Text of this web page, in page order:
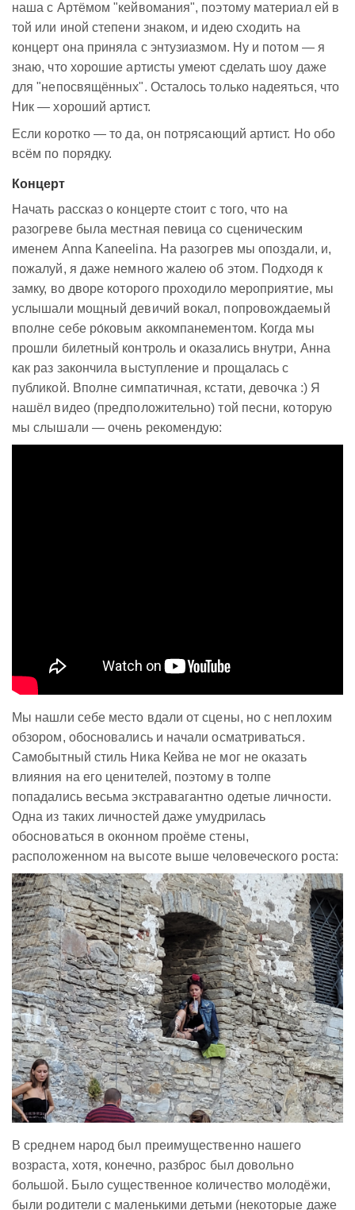
наша с Артёмом "кейвомания", поэтому материал ей в
той или иной степени знаком, и идею сходить на
концерт она приняла с энтузиазмом. Ну и потом — я
знаю, что хорошие артисты умеют сделать шоу даже
для "непосвящённых". Осталось только надеяться, что
Ник — хороший артист.
Если коротко — то да, он потрясающий артист. Но обо
всём по порядку.
Концерт
Начать рассказ о концерте стоит с того, что на
разогреве была местная певица со сценическим
именем Anna Kaneelina. На разогрев мы опоздали, и,
пожалуй, я даже немного жалею об этом. Подходя к
замку, во дворе которого проходило мероприятие, мы
услышали мощный девичий вокал, попровождаемый
вполне себе ро́ковым аккомпанементом. Когда мы
прошли билетный контроль и оказались внутри, Анна
как раз закончила выступление и прощалась с
публикой. Вполне симпатичная, кстати, девочка :) Я
нашёл видео (предположительно) той песни, которую
мы слышали — очень рекомендую:
Мы нашли себе место вдали от сцены, но с неплохим
обзором, обосновались и начали осматриваться.
Самобытный стиль Ника Кейва не мог не оказать
влияния на его ценителей, поэтому в толпе
попадались весьма экстравагантно одетые личности.
Одна из таких личностей даже умудрилась
обосноваться в оконном проёме стены,
расположенном на высоте выше человеческого роста:
В среднем народ был преимущественно нашего
возраста, хотя, конечно, разброс был довольно
большой. Было существенное количество молодёжи,
были родители с маленькими детьми (некоторые даже